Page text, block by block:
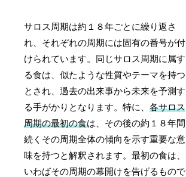
サロス周期は約１８年ごとに繰り返さ
れ、それぞれの周期には固有の番号が付
けられています。同じサロス周期に属す
る食は、似たような性質やテーマを持つ
とされ、過去の出来事から未来を予測す
る手がかりとなります。特に、各サロス
周期の最初の食は、その後の約１８年間
続くその周期全体の傾向を示す重要な意
味を持つと解釈されます。最初の食は、
いわばその周期の幕開けを告げるもので